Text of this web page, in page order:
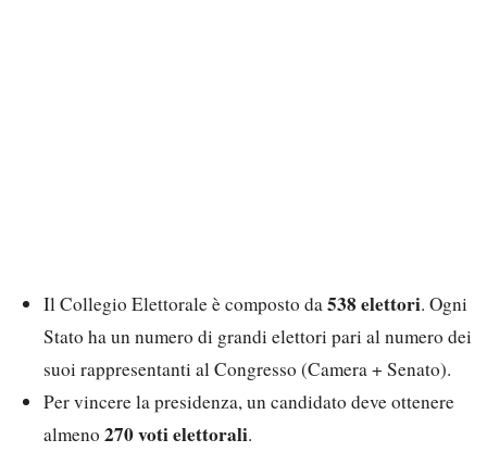
Il Collegio Elettorale è composto da538 elettori. Ogni
Stato ha un numero di grandi elettori pari al numero dei
suoi rappresentanti al Congresso (Camera + Senato).
Per vincere la presidenza, un candidato deve ottenere
almeno 270 voti elettorali.